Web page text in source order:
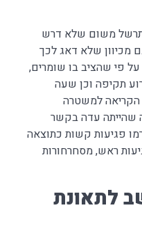
משום שלא דרש
מכיוון שלא דאג לכך
על פי שהציב בו שומרים,
תקיפה וכן שעה
הקריאה למשטרה
שהייתה עדה בקשר
פגיעות קשות כתוצאה
ראש, מסחרחורות
לתאונת